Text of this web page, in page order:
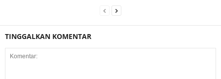
TINGGALKAN KOMENTAR